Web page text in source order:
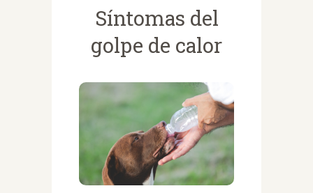
Síntomas del
golpe de calor